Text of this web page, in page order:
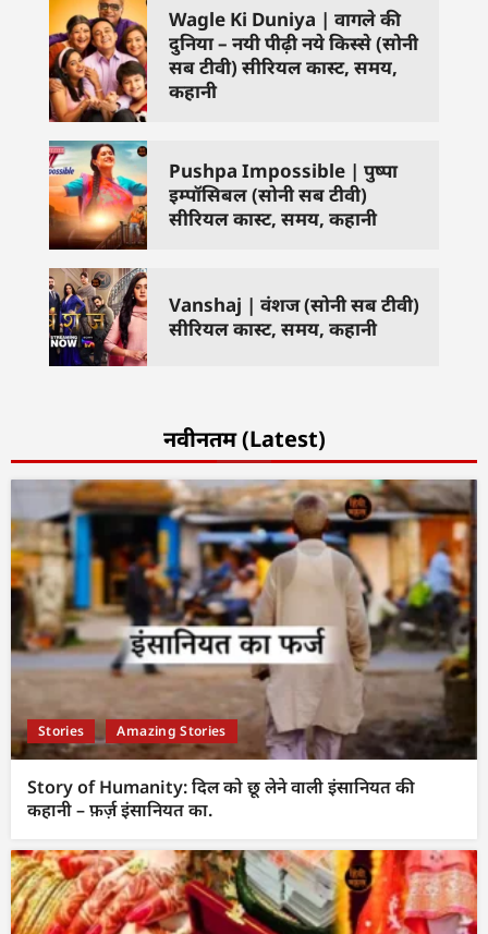
Wagle Ki Duniya | वागले की
दुनिया – नयी पीढ़ी नये किस्से (सोनी
सब टीवी) सीरियल कास्ट, समय,
कहानी
Pushpa Impossible | पुष्पा
इम्पॉसिबल (सोनी सब टीवी)
सीरियल कास्ट, समय, कहानी
Vanshaj | वंशज (सोनी सब टीवी)
सीरियल कास्ट, समय, कहानी
नवीनतम (Latest)
Stories Amazing Stories
Story of Humanity: दिल को छू लेने वाली इंसानियत की
कहानी – फ़र्ज़ इंसानियत का.